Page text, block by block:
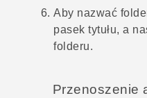
Aby nazwać
pasek tytułu, a
folderu.
Przenoszenie